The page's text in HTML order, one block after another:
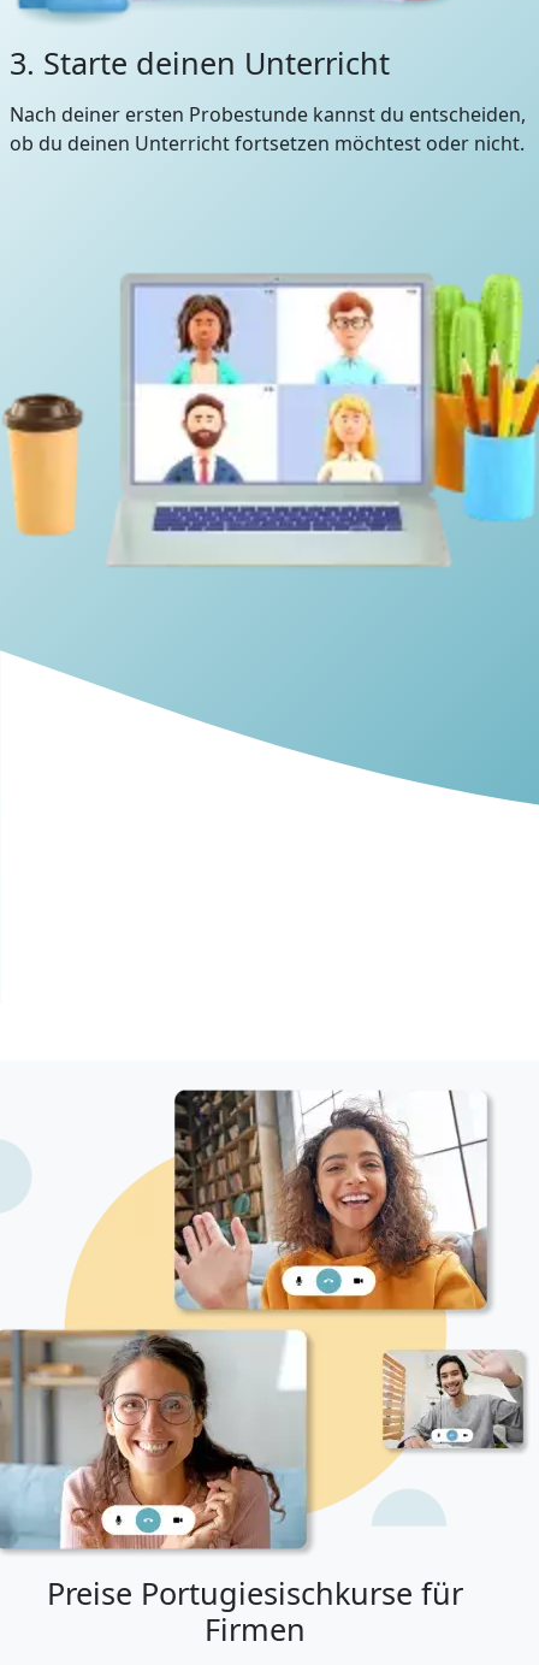
3. Starte deinen Unterricht
Nach deiner ersten Probestunde kannst du entscheiden,
ob du deinen Unterricht fortsetzen möchtest oder nicht.
Preise Portugiesischkurse für
Firmen